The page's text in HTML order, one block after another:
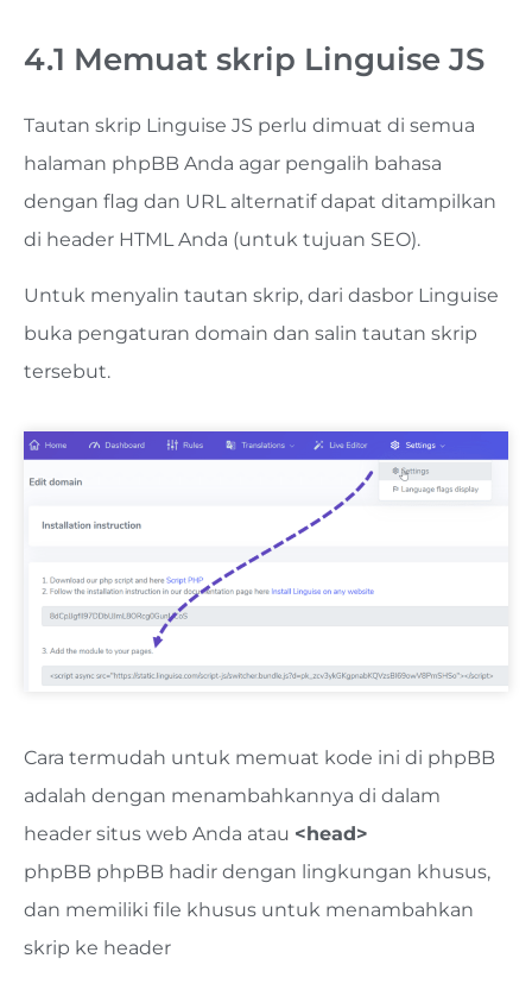
4.1 Memuat skrip Linguise JS
Tautan skrip Linguise JS perlu dimuat di semua
halaman phpBB Anda agar pengalih bahasa
dengan flag dan URL alternatif dapat ditampilkan
di header HTML Anda (untuk tujuan SEO).
Untuk menyalin tautan skrip, dari dasbor Linguise
buka pengaturan domain dan salin tautan skrip
tersebut.
Cara termudah untuk memuat kode ini di phpBB
adalah dengan menambahkannya di dalam
header situs web Anda atau <head>
phpBB phpBB hadir dengan lingkungan khusus,
dan memiliki file khusus untuk menambahkan
skrip ke header